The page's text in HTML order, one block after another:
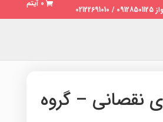
0 آیتم
نقصانی – گروه